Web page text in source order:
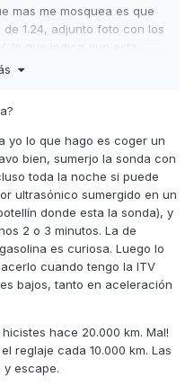
mas me mosquea es que
1.24, adjunto foto con los
lo que indica que esta
20.000 kms, aceite y filtro
filtro de aire nuevo.
con 38.000 se cambio el
tensor de la cadena ect.
las siguientes, segun el
tiene que trabajar a una
y da 8 , con lo que esta
de dejar la moto
en cambio si acelero, si
y vuelve a estar al
yo lo que hago es coger un
bien, sumerjo la sonda con
toda la noche si puede
ultrasónico sumergido en un
donde esta la sonda), y
2 o 3 minutos. La de
es curiosa. Luego lo
cuando tengo la ITV
bajos, tanto en aceleración
hace 20.000 km. Mal!
reglaje cada 10.000 km. Las
y escape.